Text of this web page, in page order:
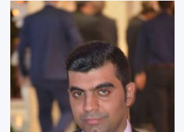
سازمان بورس و اوراق بهادار
مرجع اخبار موثق در بازارسرمایه